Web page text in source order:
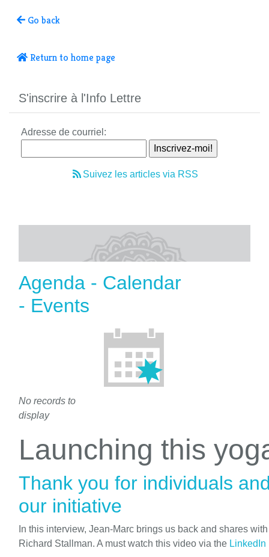
Go back
Return to home page
S'inscrire à l'Info Lettre
Adresse de courriel:
Suivez les articles via RSS
Agenda - Calendar
- Events
No records to
display
Launching this
Thank you for individuals
our initiative
In this interview, Jean-Marc brings us back and shares
Richard Stallman. A must watch this video via the LinkedIn